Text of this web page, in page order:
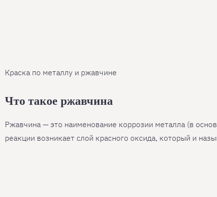
Краска по металлу и ржавчине
Что такое ржавчина
Ржавчина — это наименование коррозии металла (в
реакции возникает слой красного оксида, который и